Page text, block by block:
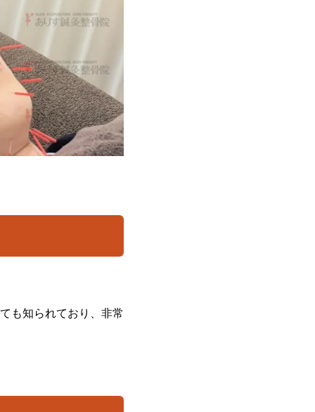
も知られており、非常